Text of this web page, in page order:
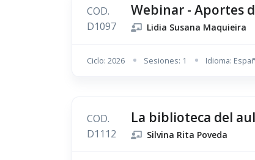
COD.
D1097
Webinar - Aportes
Lidia Susana Maquieira
Ciclo: 2026 Sesiones: 1 Idioma:
COD.
D1112
La biblioteca del
Silvina Rita Poveda